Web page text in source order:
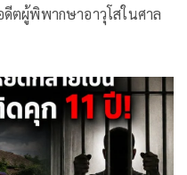
ดีตผู้พิพากษาอาวุโสในศาล